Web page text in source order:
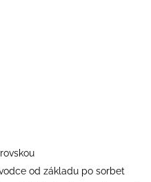
od základu po sorbet